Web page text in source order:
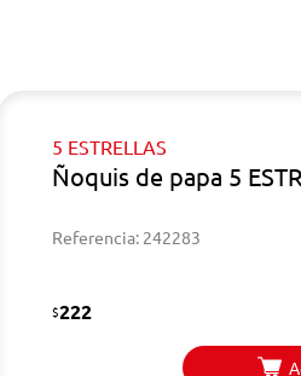
5 ESTRELLAS
Ñoquis de papa 5
Referencia: 242283
$222